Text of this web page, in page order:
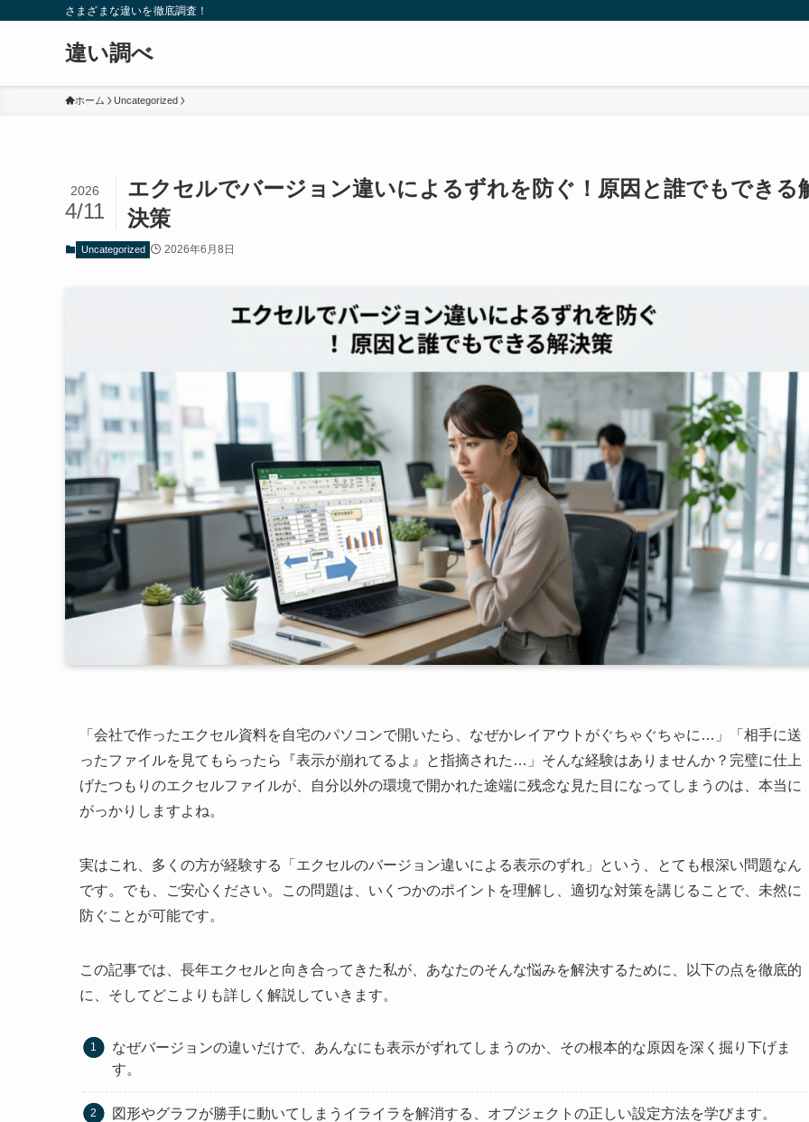
さまざまな違いを徹底調査！
違い調べ
ホーム Uncategorized
エクセルでバージョン違いによるずれを防ぐ！原因と誰でもできる
決策
2026
4/11
Uncategorized 2026年6月8日
「会社で作ったエクセル資料を自宅のパソコンで開いたら、なぜかレイアウトがぐちゃぐちゃに…」「相手に送
ったファイルを見てもらったら『表示が崩れてるよ』と指摘された…」そんな経験はありませんか？完璧に仕上
げたつもりのエクセルファイルが、自分以外の環境で開かれた途端に残念な見た目になってしまうのは、本当に
がっかりしますよね。
実はこれ、多くの方が経験する「エクセルのバージョン違いによる表示のずれ」という、とても根深い問題なん
です。でも、ご安心ください。この問題は、いくつかのポイントを理解し、適切な対策を講じることで、未然に
防ぐことが可能です。
この記事では、長年エクセルと向き合ってきた私が、あなたのそんな悩みを解決するために、以下の点を徹底的
に、そしてどこよりも詳しく解説していきます。
なぜバージョンの違いだけで、あんなにも表示がずれてしまうのか、その根本的な原因を深く掘り下げま
す。
図形やグラフが勝手に動いてしまうイライラを解消する、オブジェクトの正しい設定方法を学びます。